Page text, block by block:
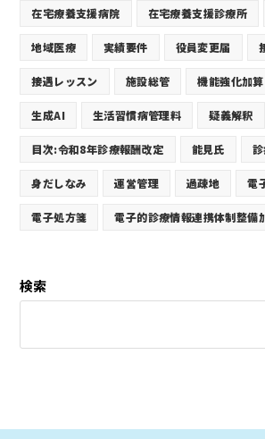
在宅療養支援病院 在宅療養支援診療所
地域医療 実績要件 役員変更届
接遇レッスン 施設総管 機能強化加算
生成AI 生活習慣病管理料 疑義解釈
目次:令和8年診療報酬改定 能見氏
身だしなみ 運営管理 過疎地 電
電子処方箋 電子的診療情報連携体制整備
検索